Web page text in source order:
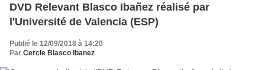
DVD Relevant Blasco Ibañez réalisé par
l'Université de Valencia (ESP)
Publié le 12/09/2018 à 14:20
Par Cercle Blasco Ibanez